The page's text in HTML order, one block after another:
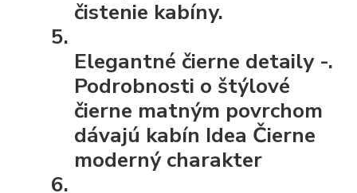
čistenie kabíny.
Elegantné čierne detaily -.
Podrobnosti o štýlové
čierne matným povrchom
dávajú kabín Idea Čierne
moderný charakter